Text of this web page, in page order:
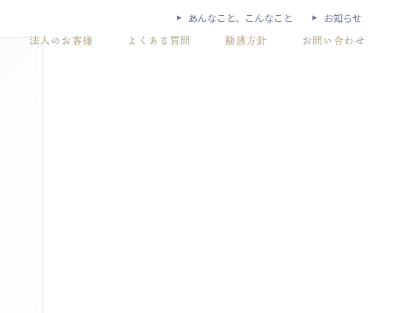
お知らせ
あんなこと、こんなこと
法人のお客様 よくある質問 勧誘方針 お問い合わせ